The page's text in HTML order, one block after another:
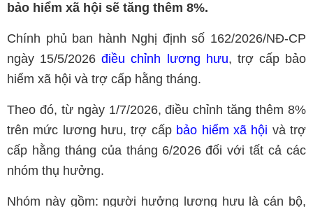
bảo hiểm xã hội sẽ tăng thêm 8%.
Chính phủ ban hành Nghị định số 162/2026/NĐ-CP
ngày 15/5/2026điều chỉnh lương hưu, trợ cấp bảo
hiểm xã hội và trợ cấp hằng tháng.
Theo đó, từ ngày 1/7/2026, điều chỉnh tăng thêm 8%
trên mức lương hưu, trợ cấp bảo hiểm xã hội và trợ
cấp hằng tháng của tháng 6/2026 đối với tất cả các
nhóm thụ hưởng.
Nhóm này gồm: người hưởng lương hưu là cán bộ,